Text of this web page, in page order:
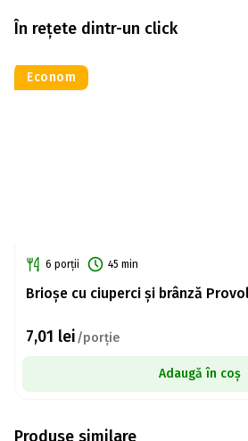
În rețete dintr-un click
Econom
6 porții 45 min
Brioșe cu ciuperci și brânză
7,01 lei/porție
Adaugă în coș
Produse similare